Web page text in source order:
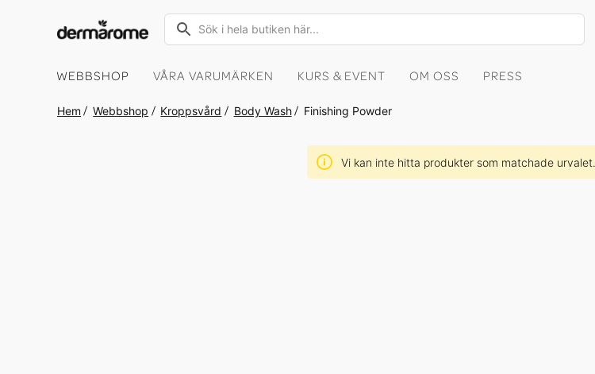
Close search
Sök
WEBBSHOP VÅRA VARUMÄRKEN KURS & EVENT OM OSS PRESS
Hem Webbshop Kroppsvård Body Wash Finishing Powder
Vi kan inte hitta produkter som matchade urvalet.